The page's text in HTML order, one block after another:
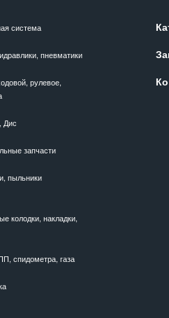
система
пневматики
рулевое,
Дис
запчасти
пыльники
колодки, накладки,
спидометра, газа